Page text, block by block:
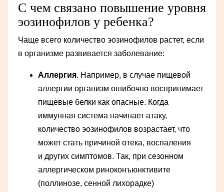
С чем связано повышение уровня
эозинофилов у ребенка?
Чаще всего количество эозинофилов растет, если
в организме развивается заболевание:
Аллергия. Например, в случае пищевой
аллергии организм ошибочно воспринимает
пищевые белки как опасные. Когда
иммунная система начинает атаку,
количество эозинофилов возрастает, что
может стать причиной отека, воспаления
и других симптомов. Так, при сезонном
аллергическом риноконъюнктивите
(поллинозе, сенной лихорадке)